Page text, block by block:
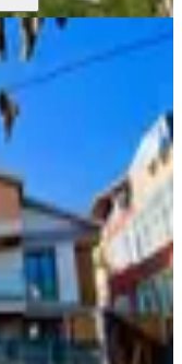
Mevkii
Villa